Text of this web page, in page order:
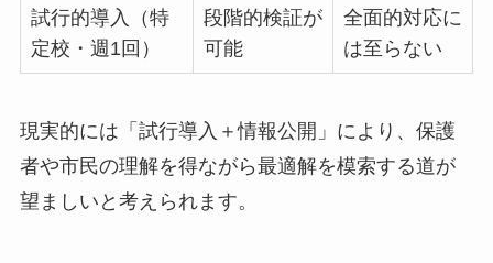
試行的導入（特
定校・週1回）
段階的検証が
可能
全面的対応に
は至らない
現実的には「試行導入＋情報公開」により、保護
者や市民の理解を得ながら最適解を模索する道が
望ましいと考えられます。